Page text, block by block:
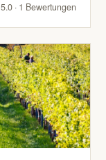
5.0 · 1 Bewertungen